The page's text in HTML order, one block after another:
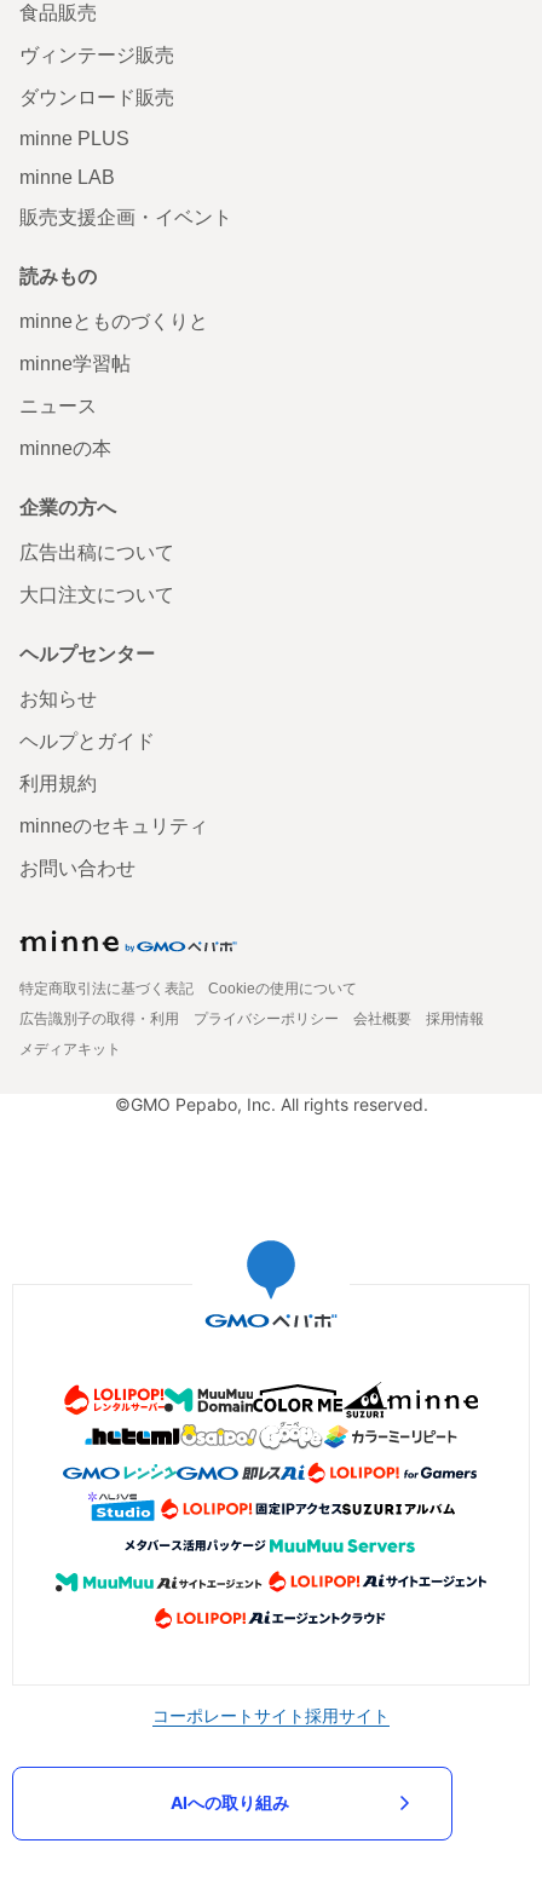
食品販売
ヴィンテージ販売
ダウンロード販売
minne PLUS
minne LAB
販売支援企画・イベント
読みもの
minneとものづくりと
minne学習帖
ニュース
minneの本
企業の方へ
広告出稿について
大口注文について
ヘルプセンター
お知らせ
ヘルプとガイド
利用規約
minneのセキュリティ
お問い合わせ
特定商取引法に基づく表記
Cookieの使用について
広告識別子の取得・利用
プライバシーポリシー 会社概要
採用情報
メディアキット
©GMO Pepabo, Inc. All rights reserved.
コーポレートサイト採用サイト
AIへの取り組み